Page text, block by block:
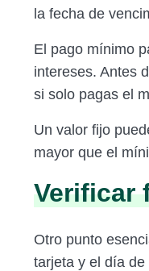
la fecha de
El pago mínimo
intereses. Antes
si solo pagas el
Un valor fijo
mayor que el
Verificar
Otro punto
tarjeta y el día